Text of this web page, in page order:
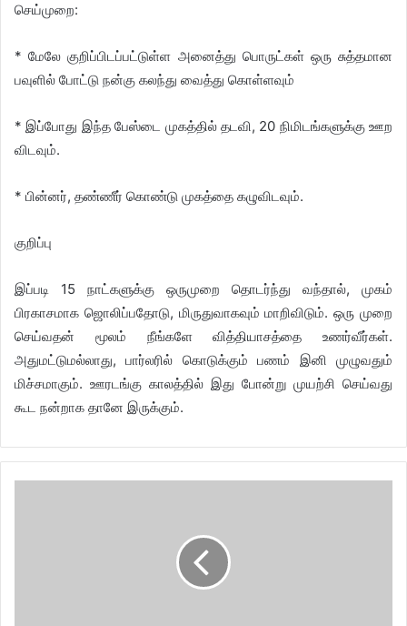
செய்முறை:
* மேலே குறிப்பிடப்பட்டுள்ள அனைத்து பொருட்கள் ஒரு சுத்தமான
பவுளில் போட்டு நன்கு கலந்து வைத்து கொள்ளவும்
* இப்போது இந்த பேஸ்டை முகத்தில் தடவி, 20 நிமிடங்களுக்கு ஊற
விடவும்.
* பின்னர், தண்ணீர் கொண்டு முகத்தை கழுவிடவும்.
குறிப்பு
இப்படி 15 நாட்களுக்கு ஒருமுறை தொடர்ந்து வந்தால், முகம்
பிரகாசமாக ஜொலிப்பதோடு, மிருதுவாகவும் மாறிவிடும். ஒரு முறை
செய்வதன் மூலம் நீங்களே வித்தியாசத்தை உணர்வீர்கள்.
அதுமட்டுமல்லாது, பார்லரில் கொடுக்கும் பணம் இனி முழுவதும்
மிச்சமாகும். ஊரடங்கு காலத்தில் இது போன்று முயற்சி செய்வது
கூட நன்றாக தானே இருக்கும்.